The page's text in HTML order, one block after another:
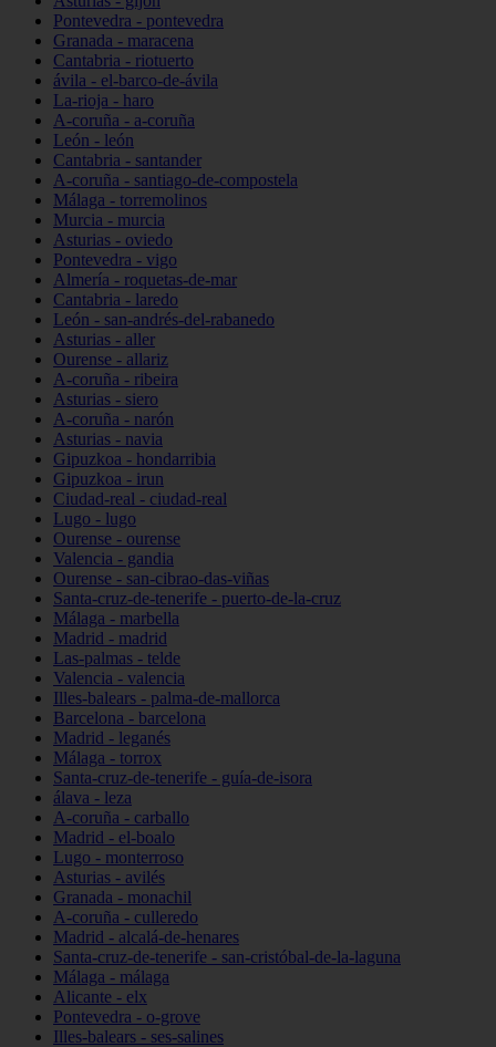
Pontevedra - pontevedra
Granada - maracena
Cantabria - riotuerto
ávila - el-barco-de-ávila
La-rioja - haro
A-coruña - a-coruña
León - león
Cantabria - santander
A-coruña - santiago-de-compostela
Málaga - torremolinos
Murcia - murcia
Asturias - oviedo
Pontevedra - vigo
Almería - roquetas-de-mar
Cantabria - laredo
León - san-andrés-del-rabanedo
Asturias - aller
Ourense - allariz
A-coruña - ribeira
Asturias - siero
A-coruña - narón
Asturias - navia
Gipuzkoa - hondarribia
Gipuzkoa - irun
Ciudad-real - ciudad-real
Lugo - lugo
Ourense - ourense
Valencia - gandia
Ourense - san-cibrao-das-viñas
Santa-cruz-de-tenerife - puerto-de-la-cruz
Málaga - marbella
Madrid - madrid
Las-palmas - telde
Valencia - valencia
Illes-balears - palma-de-mallorca
Barcelona - barcelona
Madrid - leganés
Málaga - torrox
Santa-cruz-de-tenerife - guía-de-isora
álava - leza
A-coruña - carballo
Madrid - el-boalo
Lugo - monterroso
Asturias - avilés
Granada - monachil
A-coruña - culleredo
Madrid - alcalá-de-henares
Santa-cruz-de-tenerife - san-cristóbal-de-la-laguna
Málaga - málaga
Alicante - elx
Pontevedra - o-grove
Illes-balears - ses-salines